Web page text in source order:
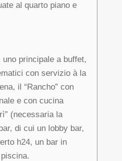
al quarto piano e
principale a buffet,
con servizio à la
il “Rancho” con
e con cucina
(necessaria la
di cui un lobby bar,
h24, un bar in